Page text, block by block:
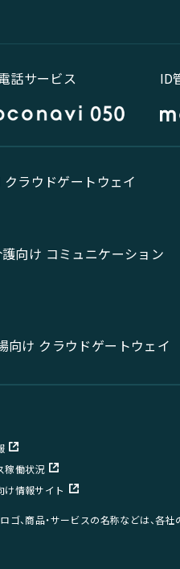
話サービス ID
クラウドゲートウェイ
護向け コミュニケーション
向け クラウドゲートウェイ
稼働状況
け情報サイト
ゴ、商品・サービスの名称などは、各